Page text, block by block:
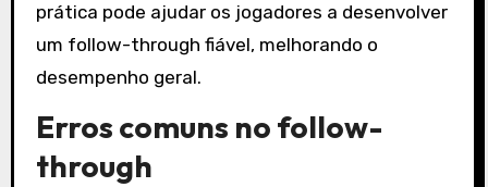
prática pode ajudar os jogadores a desenvolver
um follow-through fiável, melhorando o
desempenho geral.
Erros comuns no follow-
through